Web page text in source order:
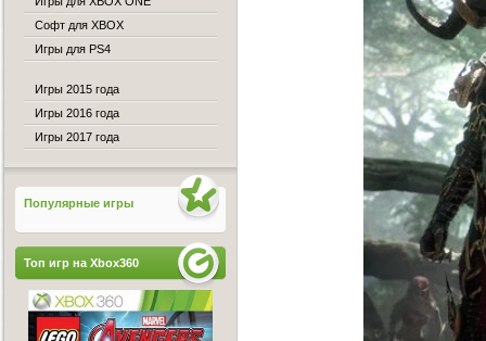
Софт для XBOX
Игры для PS4
Игры 2015 года
Игры 2016 года
Игры 2017 года
Популярные игры
Топ игр на Xbox360